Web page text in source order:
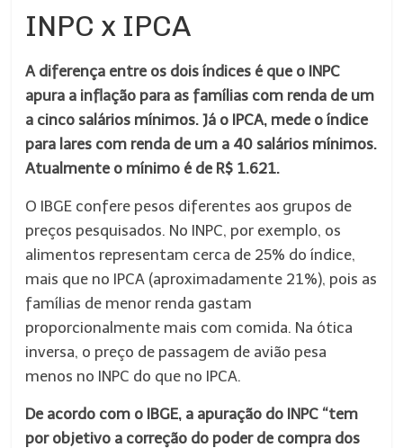
INPC x IPCA
A diferença entre os dois índices é que o INPC
apura a inflação para as famílias com renda de um
a cinco salários mínimos. Já o IPCA, mede o índice
para lares com renda de um a 40 salários mínimos.
Atualmente o mínimo é de R$ 1.621.
O IBGE confere pesos diferentes aos grupos de
preços pesquisados. No INPC, por exemplo, os
alimentos representam cerca de 25% do índice,
mais que no IPCA (aproximadamente 21%), pois as
famílias de menor renda gastam
proporcionalmente mais com comida. Na ótica
inversa, o preço de passagem de avião pesa
menos no INPC do que no IPCA.
De acordo com o IBGE, a apuração do INPC “tem
por objetivo a correção do poder de compra dos